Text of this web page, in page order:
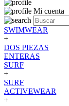
Mi cuenta
SWIMWEAR
+
DOS PIEZAS
ENTERAS
SURF
+
SURF
ACTIVEWEAR
+